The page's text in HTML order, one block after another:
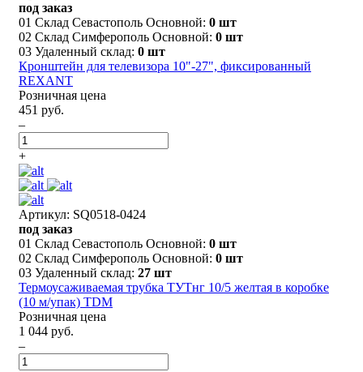
под заказ
01 Склад Севастополь Основной: 0 шт
02 Склад Симферополь Основной: 0 шт
03 Удаленный склад: 0 шт
Кронштейн для телевизора 10"-27", фиксированный
REXANT
Розничная цена
451 руб.
–
+
Артикул: SQ0518-0424
под заказ
01 Склад Севастополь Основной: 0 шт
02 Склад Симферополь Основной: 0 шт
03 Удаленный склад: 27 шт
Термоусаживаемая трубка ТУТнг 10/5 желтая в коробке
(10 м/упак) TDM
Розничная цена
1 044 руб.
–